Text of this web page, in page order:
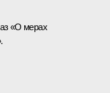
«О мерах